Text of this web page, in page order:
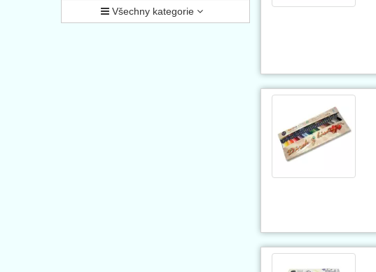
Všechny kategorie